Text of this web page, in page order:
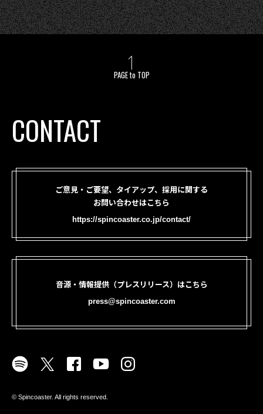
PAGE to TOP
CONTACT
ご意見・ご要望、タイアップ、採用に関する
お問い合わせはこちら
https://spincoaster.co.jp/contact/
音源・情報提供（プレスリリース）はこちら
press@spincoaster.com
©︎ Spincoaster. All rights reserved.